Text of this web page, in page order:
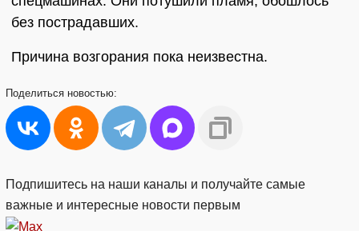
без пострадавших.
Причина возгорания пока неизвестна.
Поделиться новостью:
Подпишитесь на наши каналы и получайте самые
важные и интересные новости первым